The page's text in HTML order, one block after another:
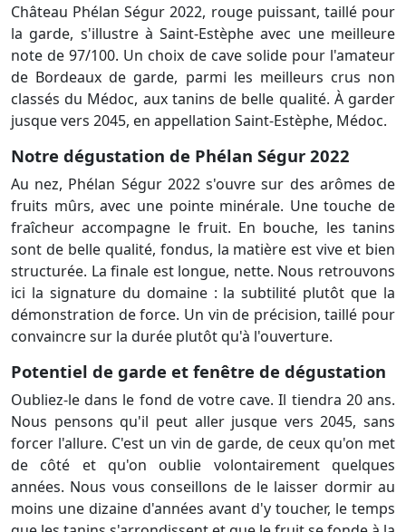
Château Phélan Ségur 2022, rouge puissant, taillé pour
la garde, s'illustre à Saint-Estèphe avec une meilleure
note de 97/100. Un choix de cave solide pour l'amateur
de Bordeaux de garde, parmi les meilleurs crus non
classés du Médoc, aux tanins de belle qualité. À garder
jusque vers 2045, en appellation Saint-Estèphe, Médoc.
Notre dégustation de Phélan Ségur 2022
Au nez, Phélan Ségur 2022 s'ouvre sur des arômes de
fruits mûrs, avec une pointe minérale. Une touche de
fraîcheur accompagne le fruit. En bouche, les tanins
sont de belle qualité, fondus, la matière est vive et bien
structurée. La finale est longue, nette. Nous retrouvons
ici la signature du domaine : la subtilité plutôt que la
démonstration de force. Un vin de précision, taillé pour
convaincre sur la durée plutôt qu'à l'ouverture.
Potentiel de garde et fenêtre de dégustation
Oubliez-le dans le fond de votre cave. Il tiendra 20 ans.
Nous pensons qu'il peut aller jusque vers 2045, sans
forcer l'allure. C'est un vin de garde, de ceux qu'on met
de côté et qu'on oublie volontairement quelques
années. Nous vous conseillons de le laisser dormir au
moins une dizaine d'années avant d'y toucher, le temps